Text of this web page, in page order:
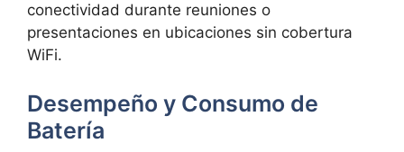
conectividad durante reuniones o
presentaciones en ubicaciones sin cobertura
WiFi.
Desempeño y Consumo de
Batería